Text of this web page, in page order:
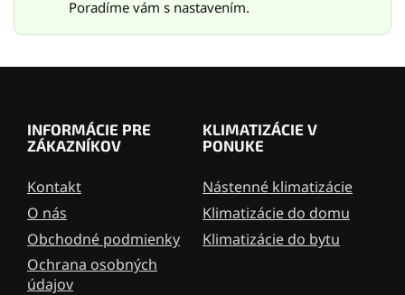
v
ý
i
Poradíme vám s nastavením.
INFORMÁCIE PRE
ZÁKAZNÍKOV
Kontakt
O nás
Obchodné podmienky
Ochrana osobných
údajov
KLIMATIZÁCIE V
PONUKE
Nástenné klimatizácie
Klimatizácie do domu
Klimatizácie do bytu